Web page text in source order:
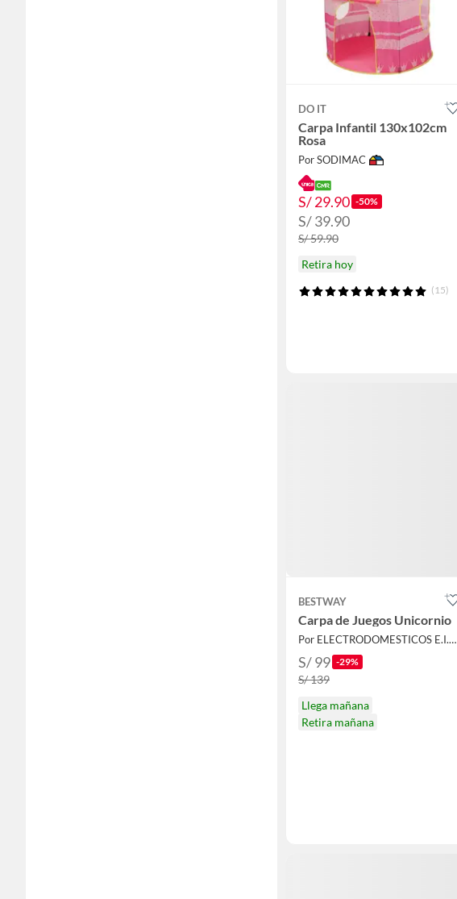
DO IT
Carpa Infantil 130x102cm
Rosa
Por SODIMAC
S/ 29.90 -50%
S/ 39.90
S/ 59.90
Retira hoy
(15)
BESTWAY
Carpa de Juegos Unicornio
Por ELECTRODOMESTICOS E.I.R.L
S/ 99 -29%
S/ 139
Llega mañana
Retira mañana